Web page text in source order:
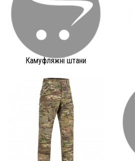
Камуфляжні штани